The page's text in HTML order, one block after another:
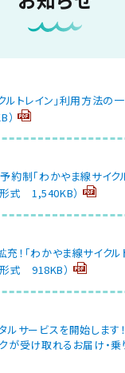
ルトレイン」利用方法の
約制「わかやま線サイク
式 1,540KB）
！「わかやま線サイクル
式 918KB）
ルサービスを開始します！
が受け取れるお届け・